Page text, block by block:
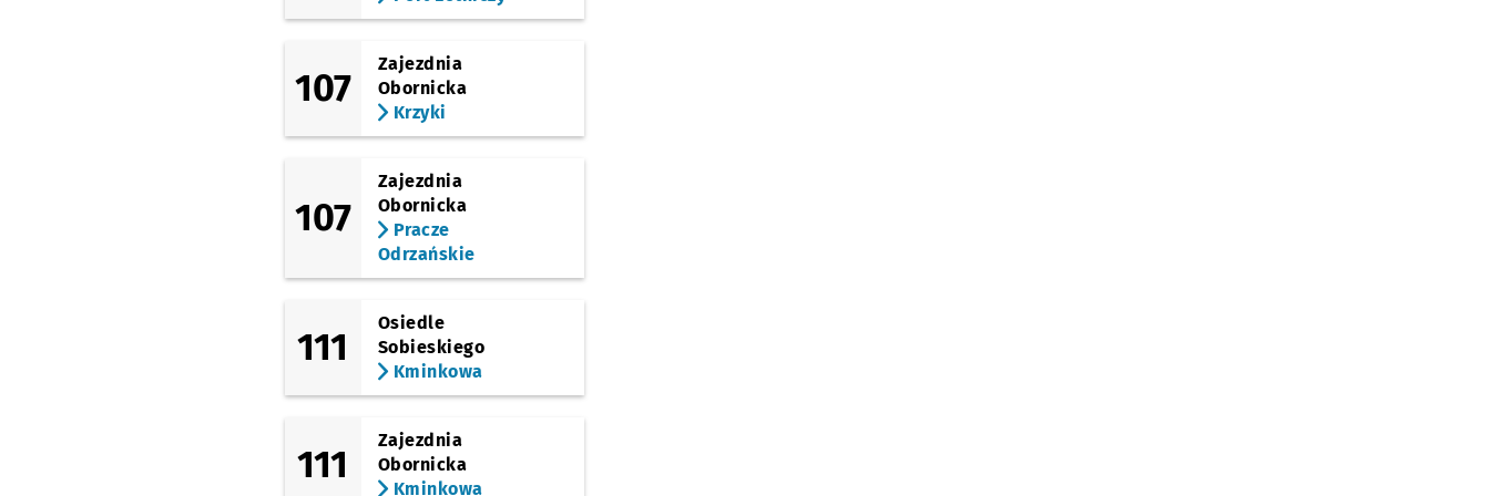
107
Zajezdnia
Obornicka
Krzyki
107
Zajezdnia
Obornicka
Pracze
Odrzańskie
111
Osiedle
Sobieskiego
Kminkowa
111
Zajezdnia
Obornicka
Kminkowa